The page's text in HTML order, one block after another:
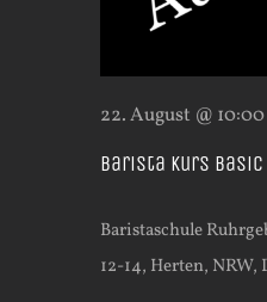
Barista Kurs Basic
22. August @ 10:00
Baristaschule
12-14, Herten, NRW,